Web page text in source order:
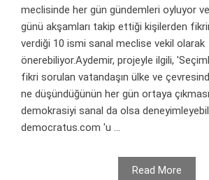
meclisinde her gün gündemleri oyluyor
günü akşamları takip ettiği kişilerden
verdiği 10 ismi sanal meclise vekil olarak
önerebiliyor.Aydemir, projeyle ilgili,
fikri sorulan vatandaşın ülke ve
ne düşündüğünün her gün ortaya
demokrasiyi sanal da olsa
democratus.com 'u ...
Read More